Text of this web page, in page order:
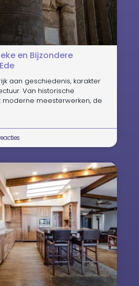
en Bijzondere
aan geschiedenis, karakter
Van historische
meesterwerken, de